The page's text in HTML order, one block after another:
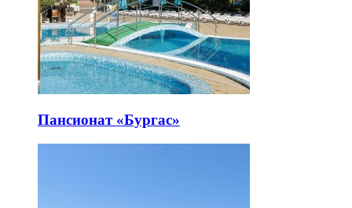
Пансионат «Бургас»